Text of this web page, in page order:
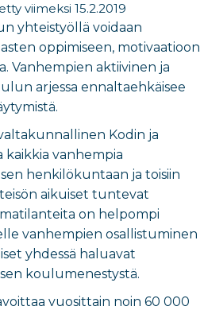
viimeksi 15.2.2019
yhteistyöllä voidaan
oppimiseen, motivaatioon
Vanhempien aktiivinen ja
arjessa ennaltaehkäisee
Kodin ja
vanhempia
henkilökuntaan ja toisiin
aikuiset tuntevat
on helpompi
vanhempien osallistuminen
yhdessä haluavat
koulumenestystä.
vuosittain noin 60 000